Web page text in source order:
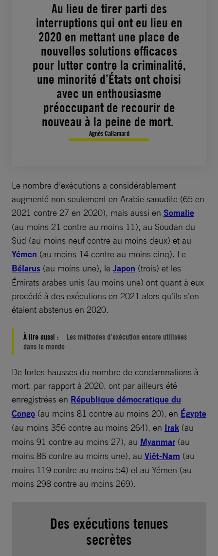
Au lieu de tirer parti des
interruptions qui ont eu lieu en
2020 en mettant une place de
nouvelles solutions efficaces
pour lutter contre la criminalité,
une minorité d’États ont choisi
avec un enthousiasme
préoccupant de recourir de
nouveau à la peine de mort.
Agnès Callamard
Le nombre d’exécutions a considérablement
augmenté non seulement en Arabie saoudite (65 en
2021 contre 27 en 2020), mais aussi en Somalie
(au moins 21 contre au moins 11), au Soudan du
Sud (au moins neuf contre au moins deux) et au
Yémen (au moins 14 contre au moins cinq). Le
Bélarus (au moins une), le Japon (trois) et les
Émirats arabes unis (au moins une) ont quant à eux
procédé à des exécutions en 2021 alors qu’ils s’en
étaient abstenus en 2020.
À lire aussi :
Les méthodes d’exécution encore utilisées
dans le monde
De fortes hausses du nombre de condamnations à
mort, par rapport à 2020, ont par ailleurs été
enregistrées en République démocratique du
Congo (au moins 81 contre au moins 20), en Égypte
(au moins 356 contre au moins 264), en Irak (au
moins 91 contre au moins 27), au Myanmar (au
moins 86 contre au moins une), au Viêt-Nam (au
moins 119 contre au moins 54) et au Yémen (au
moins 298 contre au moins 269).
Des exécutions tenues
secrètes